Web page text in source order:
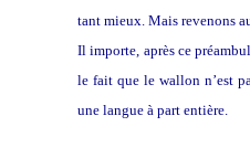
tant mieux. Mais revenons
Il importe, après ce
le fait que le wallon n’est
une langue à part entière.